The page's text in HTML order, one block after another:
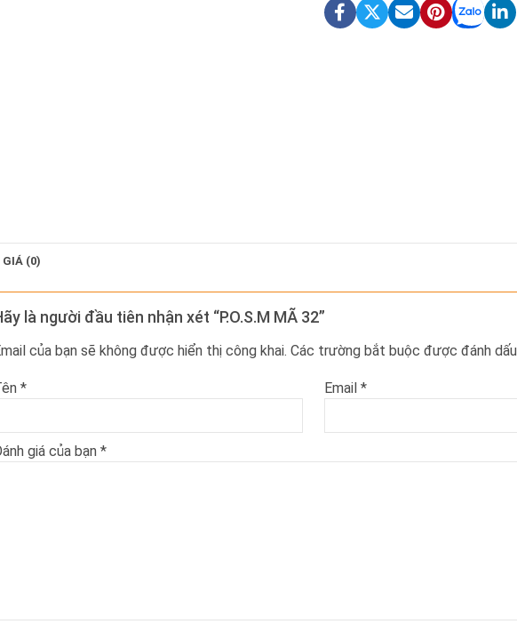
(0)
là người đầu tiên nhận xét “P.O.S.M MÃ 32”
của bạn sẽ không được hiển thị công khai. Các trường bắt buộc được đánh dấu
* Email *
giá của bạn *